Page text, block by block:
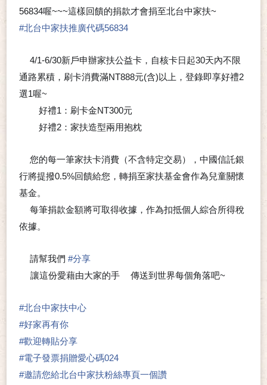
56834喔~~~這樣回饋的捐款才會捐至北台中家扶~
#北台中家扶推廣代碼56834
4/1-6/30新戶申辦家扶公益卡，自核卡日起30天內不限
通路累積，刷卡消費滿NT888元(含)以上，登錄即享好禮2
選1喔~
好禮1：刷卡金NT300元
好禮2：家扶造型兩用抱枕
您的每一筆家扶卡消費（不含特定交易），中國信託銀
行將提撥0.5%回饋給您，轉捐至家扶基金會作為兒童關懷
基金。
每筆捐款金額將可取得收據，作為扣抵個人綜合所得稅
依據。
請幫我們 #分享
讓這份愛藉由大家的手 🖐傳送到世界每個角落吧~
#北台中家扶中心
#好家再有你
#歡迎轉貼分享
#電子發票捐贈愛心碼024
#邀請您給北台中家扶粉絲專頁一個讚